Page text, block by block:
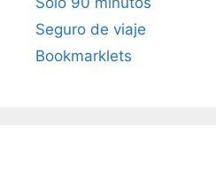
Seguro de viaje
Bookmarklets